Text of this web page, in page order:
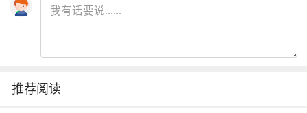
推荐阅读